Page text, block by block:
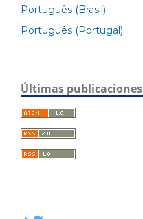
Português (Brasil)
Português (Portugal)
Últimas publicaciones